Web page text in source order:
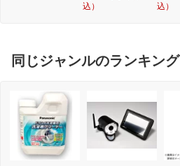
込）
込）
同じジャンルのランキング